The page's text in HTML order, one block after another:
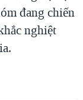
đang chiến
nghiệt